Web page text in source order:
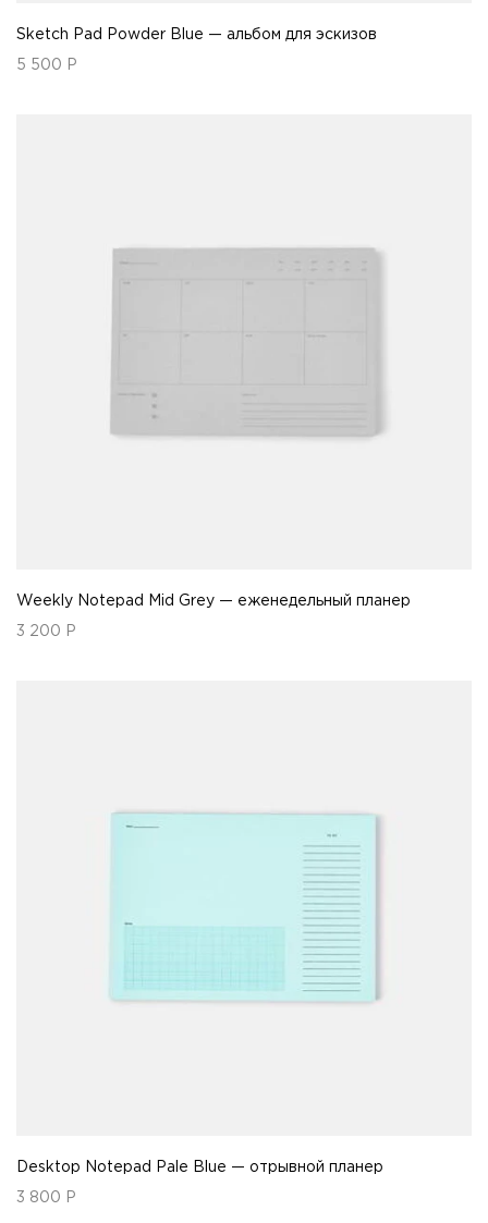
Sketch Pad Powder Blue — альбом для эскизов
5 500 Р
Weekly Notepad Mid Grey — еженедельный планер
3 200 Р
Desktop Notepad Pale Blue — отрывной планер
3 800 Р